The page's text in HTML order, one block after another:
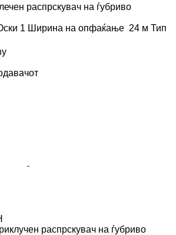
распрскувач на ѓубриво
1 Ширина на опфаќање 24 м Тип
распрскувач на ѓубриво